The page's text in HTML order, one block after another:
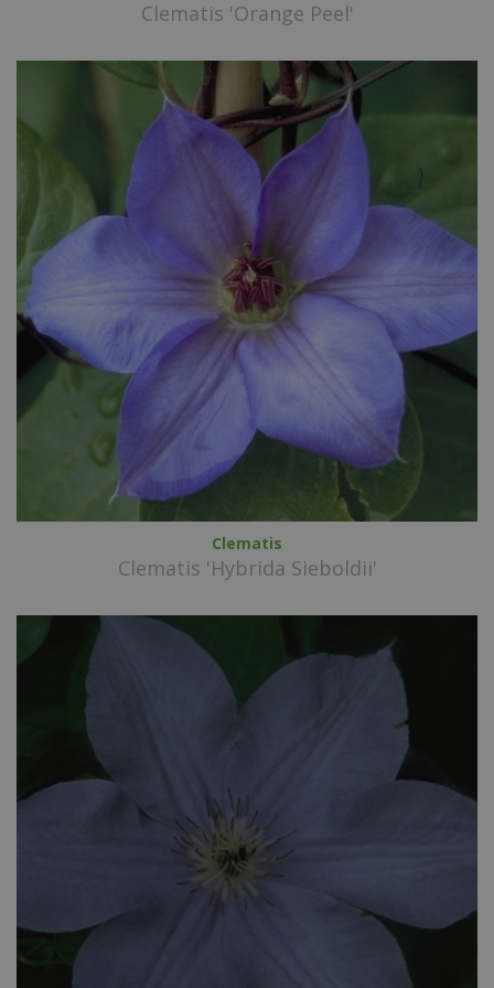
Clematis 'Orange Peel'
Clematis
Clematis 'Hybrida Sieboldii'